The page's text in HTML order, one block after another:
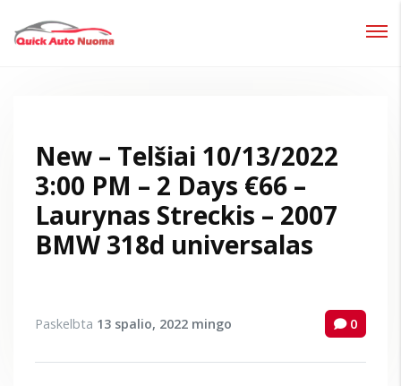
New – Telšiai 10/13/2022
3:00 PM – 2 Days €66 –
Laurynas Streckis – 2007
BMW 318d universalas
Paskelbta 13 spalio, 2022 mingo 0